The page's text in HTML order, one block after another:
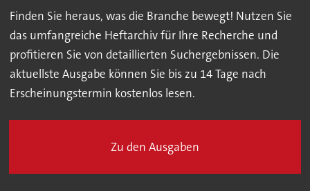
Finden Sie heraus, was die Branche bewegt! Nutzen Sie
das umfangreiche Heftarchiv für Ihre Recherche und
profitieren Sie von detaillierten Suchergebnissen. Die
aktuellste Ausgabe können Sie bis zu 14 Tage nach
Erscheinungstermin kostenlos lesen.
Zu den Ausgaben